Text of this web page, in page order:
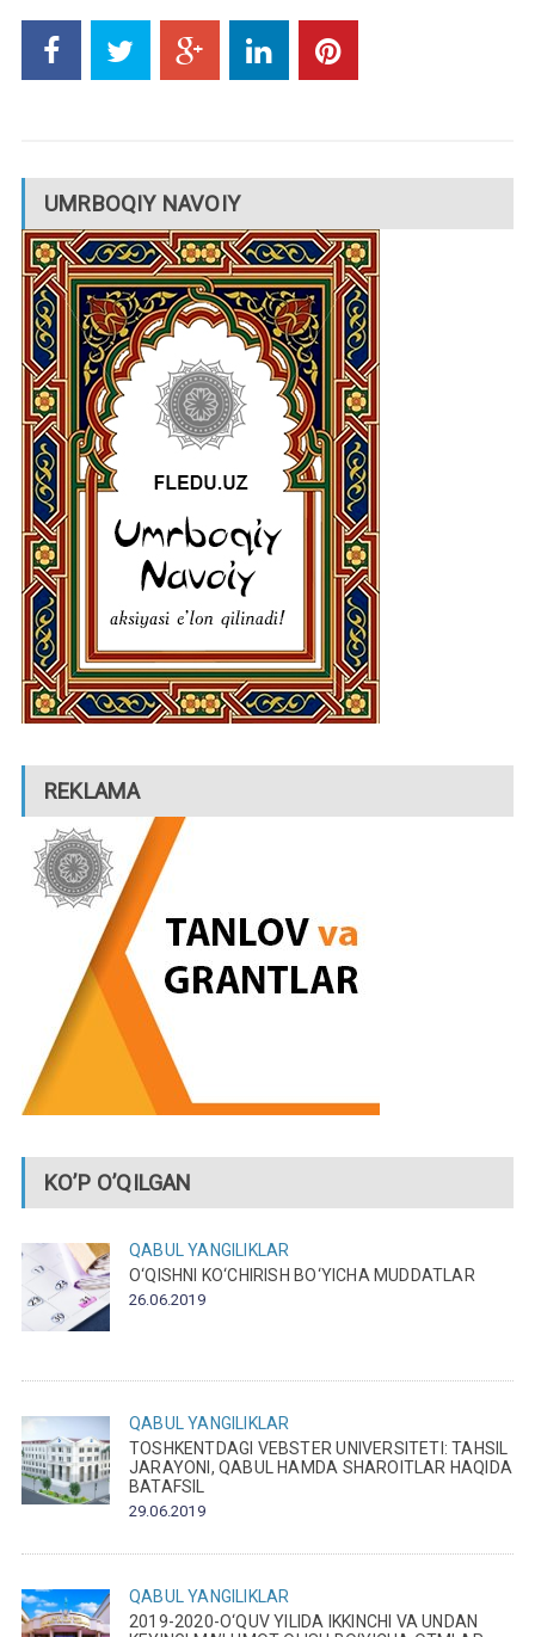
UMRBOQIY NAVOIY
REKLAMA
KO’P O’QILGAN
QABUL YANGILIKLAR
O‘QISHNI KO‘CHIRISH BO‘YICHA MUDDATLAR
26.06.2019
QABUL YANGILIKLAR
TOSHKENTDAGI VEBSTER UNIVERSITETI: TAHSIL
JARAYONI, QABUL HAMDA SHAROITLAR HAQIDA
BATAFSIL
29.06.2019
QABUL YANGILIKLAR
2019-2020-O‘QUV YILIDA IKKINCHI VA UNDAN